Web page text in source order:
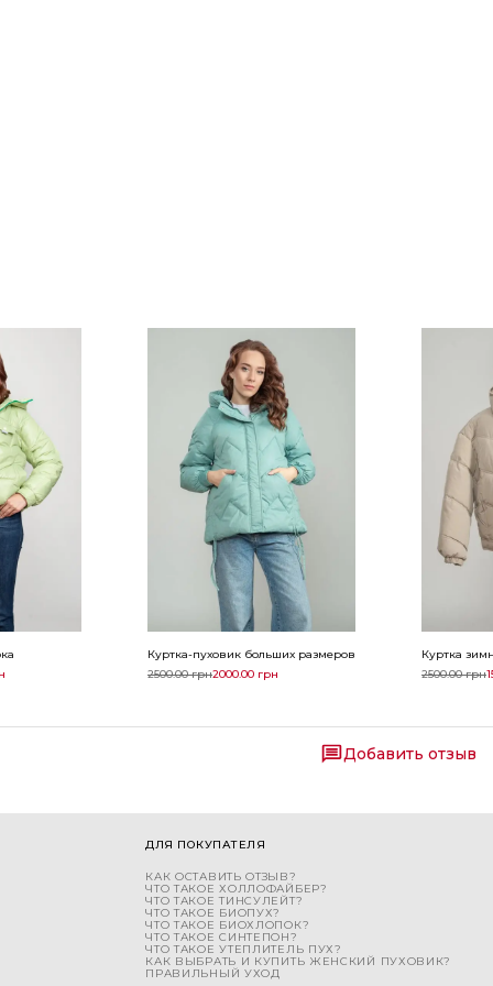
Куртка-пуховик больших размеров
2500.00грн2000.00 грн
Куртка
2500.00грн
Добавить отзыв
ДЛЯ ПОКУПАТЕЛЯ
КАК ОСТАВИТЬ ОТЗЫВ?
ЧТО ТАКОЕ ХОЛЛОФАЙБЕР?
ЧТО ТАКОЕ ТИНСУЛЕЙТ?
ЧТО ТАКОЕ БИОПУХ?
ЧТО ТАКОЕ БИОХЛОПОК?
ЧТО ТАКОЕ СИНТЕПОН?
ЧТО ТАКОЕ УТЕПЛИТЕЛЬ ПУХ?
КАК ВЫБРАТЬ И КУПИТЬ ЖЕНСКИЙ ПУХОВИК?
ПРАВИЛЬНЫЙ УХОД